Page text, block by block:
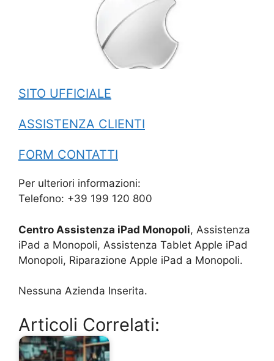
SITO UFFICIALE
ASSISTENZA CLIENTI
FORM CONTATTI
Per ulteriori informazioni:
Telefono: +39 199 120 800
Centro Assistenza iPad Monopoli, Assistenza
iPad a Monopoli, Assistenza Tablet Apple iPad
Monopoli, Riparazione Apple iPad a Monopoli.
Nessuna Azienda Inserita.
Articoli Correlati: